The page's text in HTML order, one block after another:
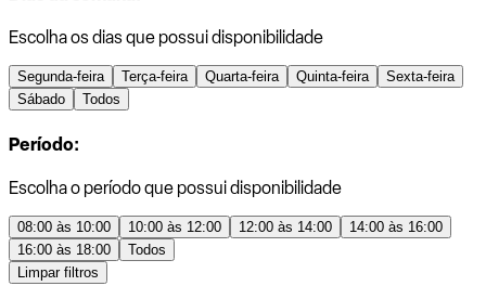
Escolha os dias que possui disponibilidade
Segunda-feira Terça-feira Quarta-feira Quinta-feira
Sexta-feira
Sábado
Todos
Período:
Escolha o período que possui disponibilidade
08:00 às 10:00 10:00 às 12:00 12:00 às 14:00
14:00 às 16:00
16:00 às 18:00
Todos
Limpar filtros